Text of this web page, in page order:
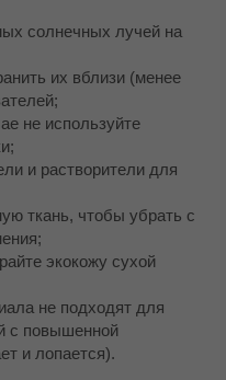
солнечных лучей на
их вблизи (менее
не используйте
и растворители для
ткань, чтобы убрать с
экокожу сухой
не подходят для
с повышенной
и лопается).